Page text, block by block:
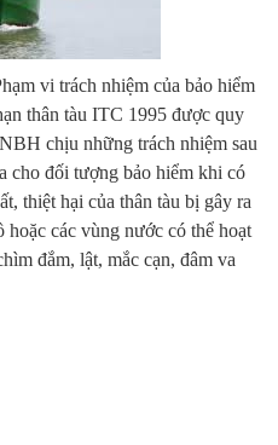
vi trách nhiệm của bảo hiểm
thân tàu ITC 1995 được quy
chịu những trách nhiệm sau
cho đối tượng bảo hiểm khi có
thiệt hại của thân tàu bị gây ra
các vùng nước có thể hoạt
đắm, lật, mắc cạn, đâm va